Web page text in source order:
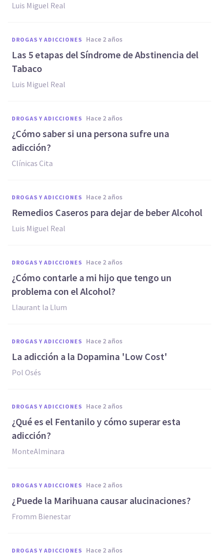
Luis Miguel Real
DROGAS Y ADICCIONES hace 2 años
Las 5 etapas del Síndrome de Abstinencia del
Tabaco
Luis Miguel Real
DROGAS Y ADICCIONES hace 2 años
¿Cómo saber si una persona sufre una
adicción?
Clínicas Cita
DROGAS Y ADICCIONES hace 2 años
Remedios Caseros para dejar de beber Alcohol
Luis Miguel Real
DROGAS Y ADICCIONES hace 2 años
¿Cómo contarle a mi hijo que tengo un
problema con el Alcohol?
Llaurant la Llum
DROGAS Y ADICCIONES hace 2 años
La adicción a la Dopamina 'Low Cost'
Pol Osés
DROGAS Y ADICCIONES hace 2 años
¿Qué es el Fentanilo y cómo superar esta
adicción?
MonteAlminara
DROGAS Y ADICCIONES hace 2 años
¿Puede la Marihuana causar alucinaciones?
Fromm Bienestar
DROGAS Y ADICCIONES hace 2 años